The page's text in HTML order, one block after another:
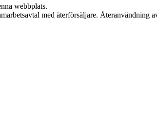
webbplats.
med återförsäljare. Återanvändning